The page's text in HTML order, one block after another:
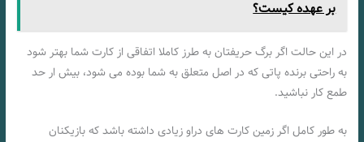
بر عهده کیست؟
در این حالت اگر برگ حریفتان به طرز کاملا اتفاقی از کارت شما بهتر شود
به راحتی برنده پاتی که در اصل متعلق به شما بوده می شود، بیش ار حد
طمع کار نباشید.
به طور کامل اگر زمین کارت های دراو زیادی داشته باشد که بازیکنان